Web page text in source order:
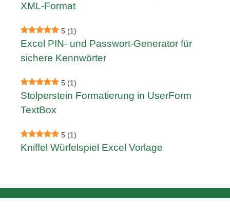
XML-Format
5 (1)
Excel PIN- und Passwort-Generator für
sichere Kennwörter
5 (1)
Stolperstein Formatierung in UserForm
TextBox
5 (1)
Kniffel Würfelspiel Excel Vorlage